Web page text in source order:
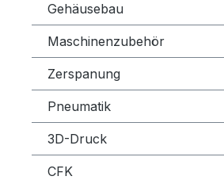
Gehäusebau
Maschinenzubehör
Zerspanung
Pneumatik
3D-Druck
CFK